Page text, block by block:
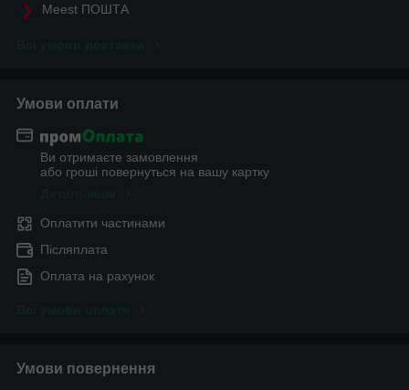
Meest ПОШТА
Умови оплати
Ви отримаєте замовлення
або гроші повернуться на вашу картку
Оплатити частинами
Післяплата
Оплата на рахунок
Умови повернення